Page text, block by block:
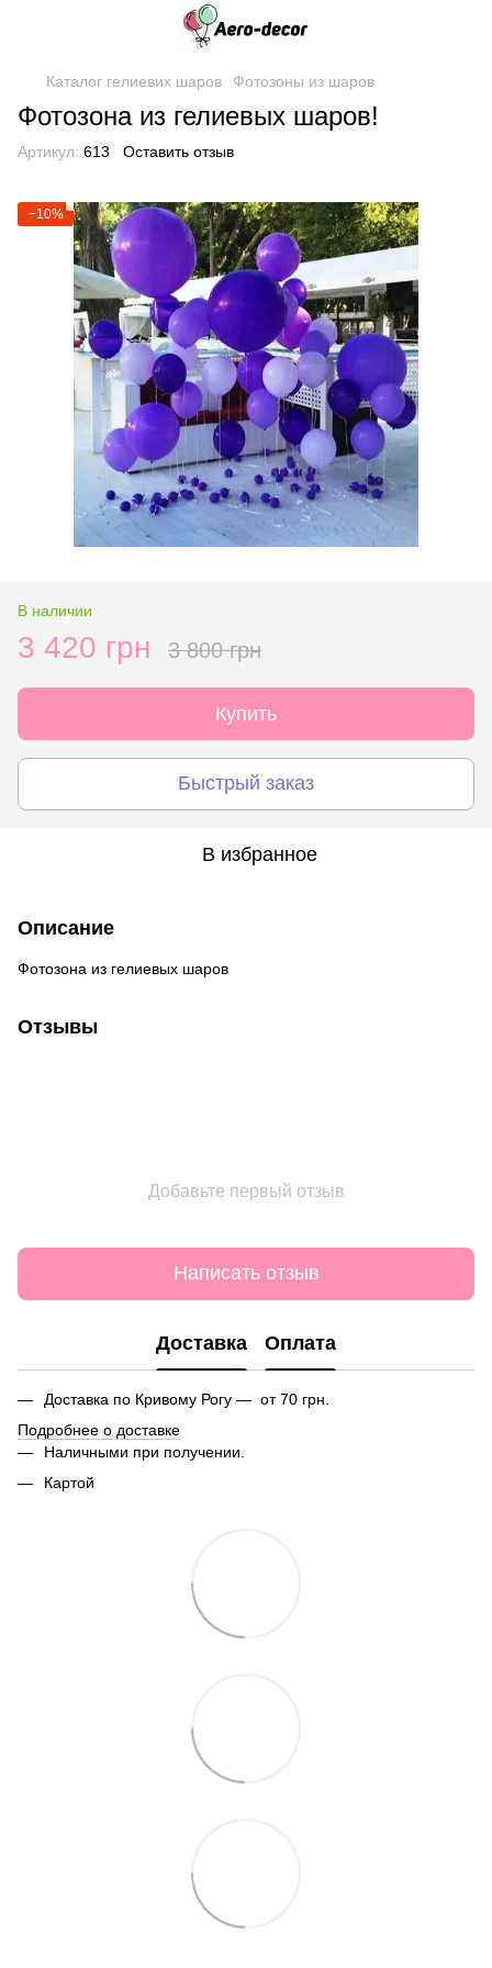
Каталог гелиевих шаров Фотозоны из шаров
Фотозона из гелиевых шаров!
Артикул: 613 Оставить отзыв
−10%
В наличии
3 420 грн 3 800 грн
Купить
Быстрый заказ
В избранное
Описание
Фотозона из гелиевых шаров
Отзывы
Добавьте первый отзыв
Написать отзыв
Доставка Оплата
Доставка по Кривому Рогу — от 70 грн.
Подробнее о доставке
Наличными при получении.
Картой